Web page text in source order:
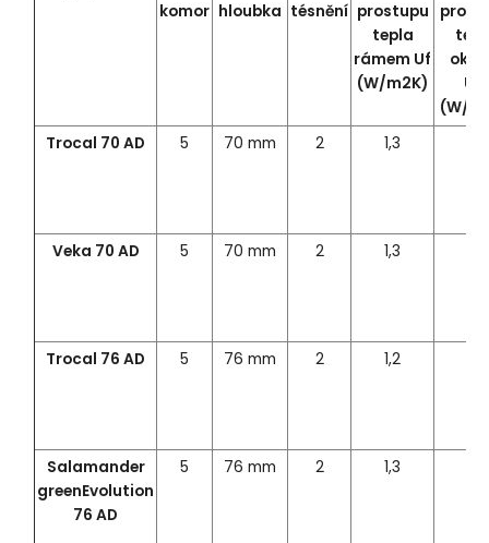
komor hloubka tésnění prostupu
tepla
rámem Uf
(W/m2K)
Uw
(W/
Trocal 70 AD
5 70 mm 2 1,3
Veka 70 AD 5 70 mm 2 1,3
Trocal 76 AD 5 76 mm 2 1,2
Salamander
greenEvolution
76 AD
5 76 mm 2 1,3